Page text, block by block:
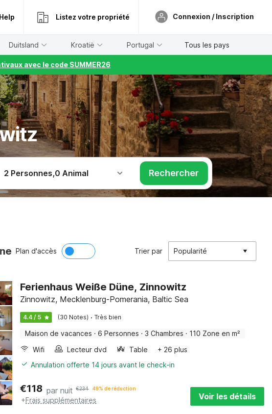
Help Listez votre propriété Connexion / Inscription
Duitsland Kroatië Portugal Tous les pays
avec le code SUMMER26
2 Personnes,0 Animal Rechercher
Plan d'accès Trier par Popularité
Ferienhaus Weiße Düne, Zinnowitz
Zinnowitz, Mecklenburg-Pomerania, Baltic Sea
4.4 / 5 (30 Notes) · Très bien
Maison de vacances · 6 Personnes · 3 Chambres · 110 Zone en m²
Wifi
Lecteur dvd Table
+ 26 plus
Annulation offerte 14 jours avant le check-in
€118 par nuit €234 49% de réduction
+Frais supplémentaires Voir les détails